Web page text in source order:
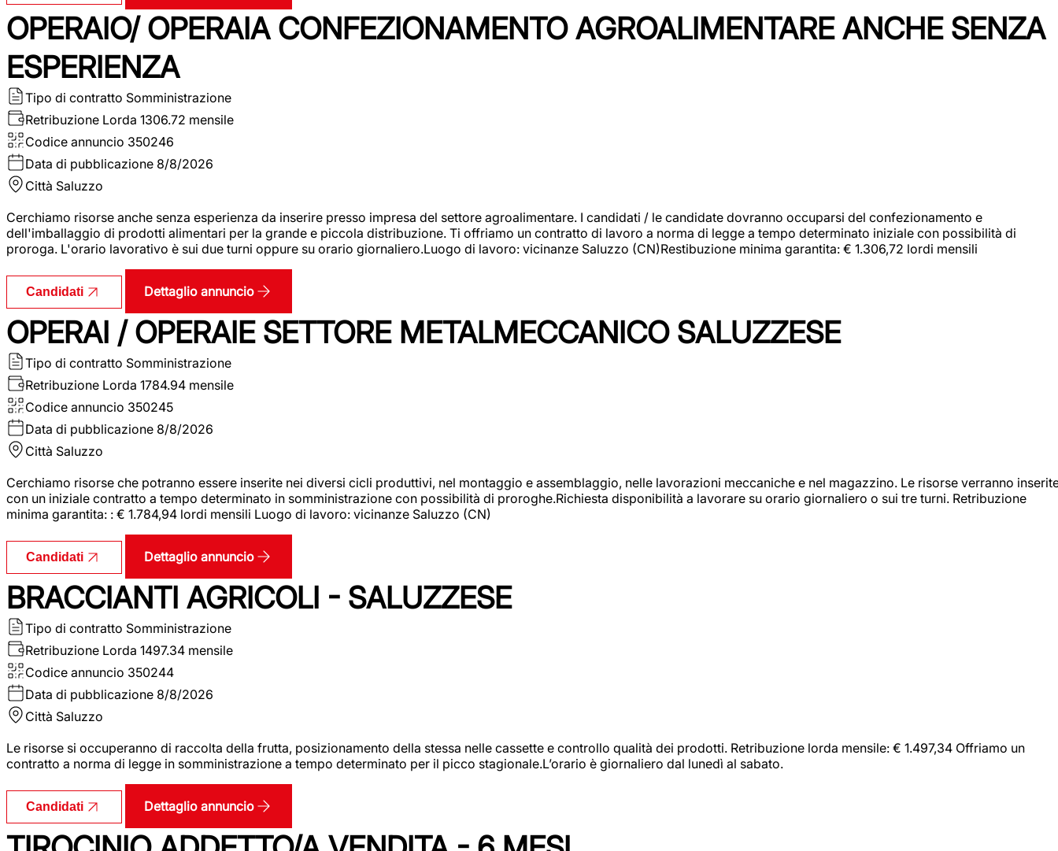
OPERAIO/ OPERAIA CONFEZIONAMENTO AGROALIMENTARE ANCHE SENZA
ESPERIENZA
Tipo di contratto Somministrazione
Retribuzione Lorda 1306.72 mensile
Codice annuncio 350246
Data di pubblicazione 8/8/2026
Città Saluzzo
Cerchiamo risorse anche senza esperienza da inserire presso impresa del settore agroalimentare. I candidati / le candidate dovranno occuparsi del confezionamento e
dell'imballaggio di prodotti alimentari per la grande e piccola distribuzione. Ti offriamo un contratto di lavoro a norma di legge a tempo determinato iniziale con possibilità di
proroga. L'orario lavorativo è sui due turni oppure su orario giornaliero.Luogo di lavoro: vicinanze Saluzzo (CN)Restibuzione minima garantita: € 1.306,72 lordi mensili
Candidati Dettaglio annuncio
OPERAI / OPERAIE SETTORE METALMECCANICO SALUZZESE
Tipo di contratto Somministrazione
Retribuzione Lorda 1784.94 mensile
Codice annuncio 350245
Data di pubblicazione 8/8/2026
Città Saluzzo
Cerchiamo risorse che potranno essere inserite nei diversi cicli produttivi, nel montaggio e assemblaggio, nelle lavorazioni meccaniche e nel magazzino. Le risorse verranno
con un iniziale contratto a tempo determinato in somministrazione con possibilità di proroghe.Richiesta disponibilità a lavorare su orario giornaliero o sui tre turni. Retribuzione
minima garantita: : € 1.784,94 lordi mensili Luogo di lavoro: vicinanze Saluzzo (CN)
Candidati Dettaglio annuncio
BRACCIANTI AGRICOLI - SALUZZESE
Tipo di contratto Somministrazione
Retribuzione Lorda 1497.34 mensile
Codice annuncio 350244
Data di pubblicazione 8/8/2026
Città Saluzzo
Le risorse si occuperanno di raccolta della frutta, posizionamento della stessa nelle cassette e controllo qualità dei prodotti. Retribuzione lorda mensile: € 1.497,34 Offriamo un
contratto a norma di legge in somministrazione a tempo determinato per il picco stagionale.L’orario è giornaliero dal lunedì al sabato.
Candidati Dettaglio annuncio